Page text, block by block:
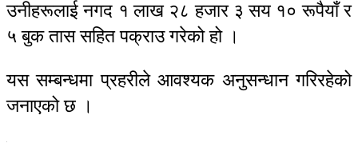
उनीहरूलाई नगद १ लाख २८ हजार ३ सय १० रूपैयाँ र
५ बुक तास सहित पक्राउ गरेको हो ।
यस सम्बन्धमा प्रहरीले आवश्यक अनुसन्धान गरिरहेको
जनाएको छ ।